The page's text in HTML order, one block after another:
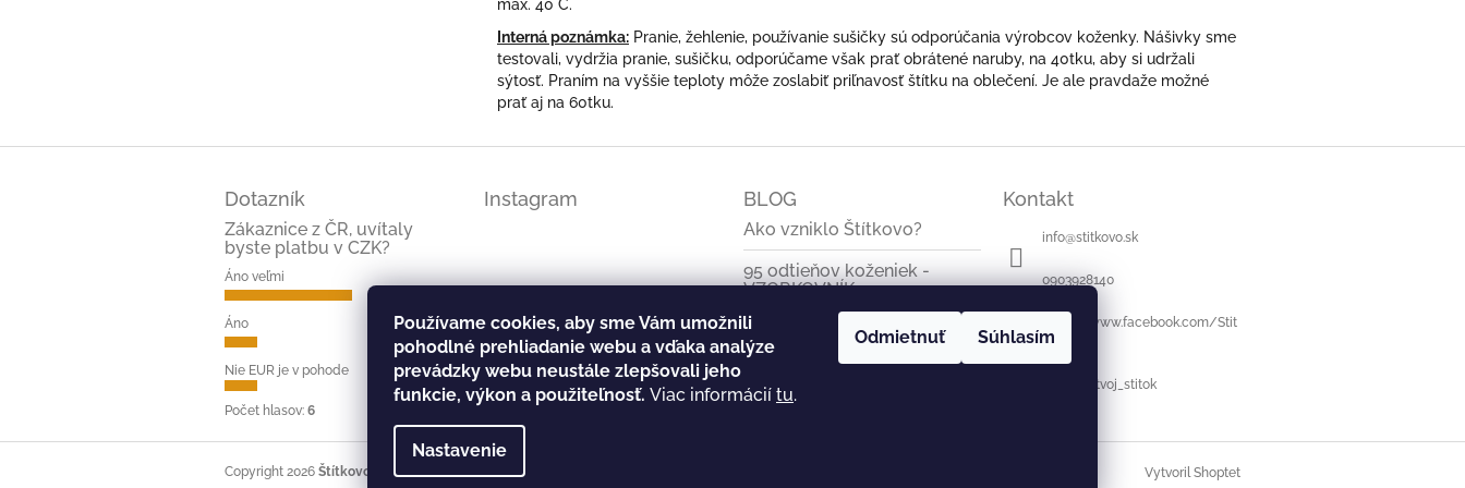
Používame cookies, aby sme Vám umožnili
pohodlné prehliadanie webu a vďaka analýze
prevádzky webu neustále zlepšovali jeho
funkcie, výkon a použiteľnosť. Viac informácií tu.
Nastavenie
Odmietnuť Súhlasím
max. 40°C.
Interná poznámka: Pranie, žehlenie, používanie sušičky sú odporúčania výrobcov koženky. Nášivky sme
testovali, vydržia pranie, sušičku, odporúčame však prať obrátené naruby, na 40tku, aby si udržali
sýtosť. Praním na vyššie teploty môže zoslabiť priľnavosť štítku na oblečení. Je ale pravdaže možné
prať aj na 60tku.
Dotazník
Zákaznice z ČR, uvítaly
byste platbu v CZK?
Áno veľmi
Áno
(17%)
Nie EUR je v pohode
(17%)
Počet hlasov: 6
Instagram BLOG
Ako vzniklo Štítkovo?
95 odtieňov koženiek -
VZORKOVNÍK
Základné informácie o
koženkových štítkoch
Štítok s vlastným logom
Kontakt
info@stitkovo.sk
0903928140
https://www.facebook.com/Stit
kovo.sk
stitkovo_tvoj_stitok
Vytvoril Shoptet
Copyright 2026 Štítkovo - tvoj štítok. Všetky práva vyhradené.